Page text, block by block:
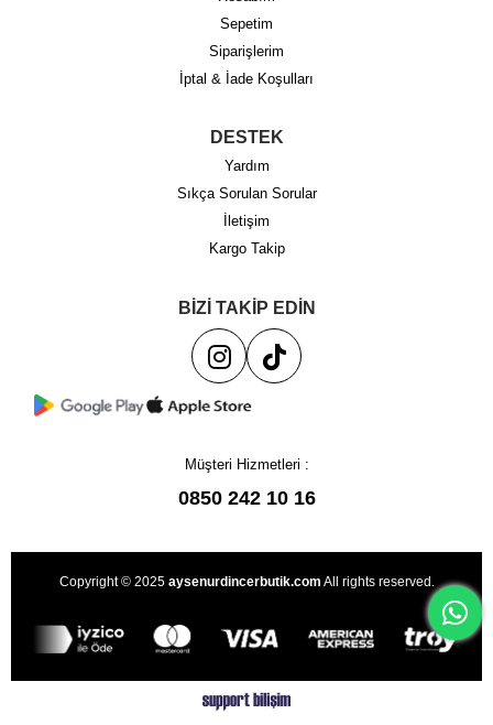
Sepetim
Siparişlerim
İptal & İade Koşulları
DESTEK
Yardım
Sıkça Sorulan Sorular
İletişim
Kargo Takip
BİZİ TAKİP EDİN
Müşteri Hizmetleri :
0850 242 10 16
Copyright © 2025 aysenurdincerbutik.com All rights reserved.